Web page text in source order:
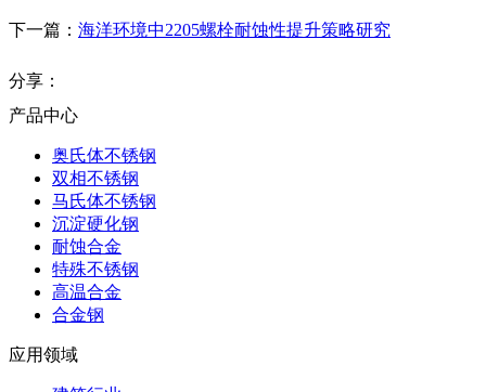
下一篇： 海洋环境中2205螺栓耐蚀性提升策略研究
分享：
产品中心
奥氏体不锈钢
双相不锈钢
马氏体不锈钢
沉淀硬化钢
耐蚀合金
特殊不锈钢
高温合金
合金钢
应用领域